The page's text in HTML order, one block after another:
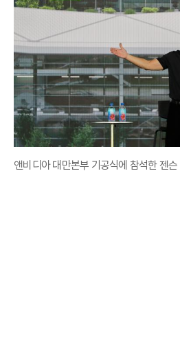
앤비디아 대만본부 기공식에 참석한 젠